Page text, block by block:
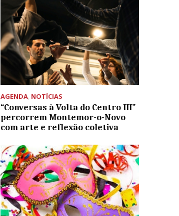
AGENDA, NOTÍCIAS
“Conversas à Volta do Centro III”
percorrem Montemor-o-Novo
com arte e reflexão coletiva